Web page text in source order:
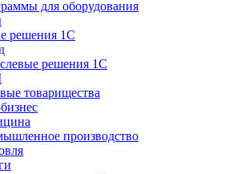
для оборудования
решения 1С
решения 1С
товарищества
производство